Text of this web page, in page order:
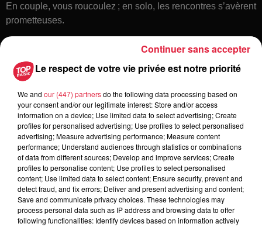
En couple, vous roucoulez ; en solo, les rencontres s’avèrent
prometteuses.
Toute l'actu
6 août 2026
À Hoerdt, de l’eau brune sort des
robinets
Le respect de votre vie privée est notre priorité
We and our (447) partnersdo the following data processing based on
your consent and/or our legitimate interest: Store and/or access
information on a device; Use limited data to select advertising; Create
profiles for personalised advertising; Use profiles to select personalised
advertising; Measure advertising performance; Measure content
performance; Understand audiences through statistics or combinations
of data from different sources; Develop and improve services; Create
profiles to personalise content; Use profiles to select personalised
content; Use limited data to select content; Ensure security, prevent and
detect fraud, and fix errors; Deliver and present advertising and content;
Save and communicate privacy choices. These technologies may
process personal data such as IP address and browsing data to offer
following functionalities: Identify devices based on information actively
Continuer sans accepter